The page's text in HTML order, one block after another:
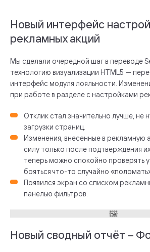
Новый интерфейс
рекламных акций
Мы сделали очередной шаг в переводе
технологию визуализации HTML5 —
интерфейс модуля лояльности.
при работе в разделе с настройками
Отклик стал значительно лучше, не
загрузки страниц.
Изменения, внесенные в рекламную
силу только после подтверждения
теперь можно спокойно проверять
бояться что-то случайно
Появился экран со списком
панелью фильтров.
Новый сводный отчёт –